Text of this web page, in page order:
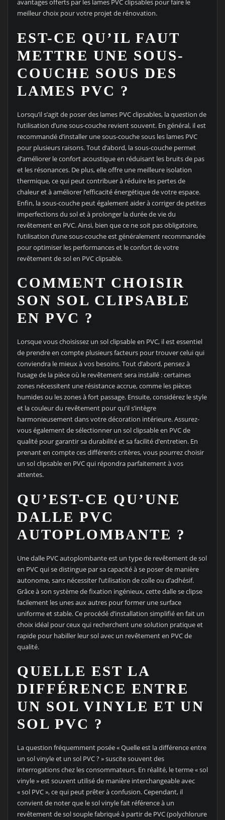
avantages offerts par les lames PVC clipsables pour faire le
meilleur choix pour votre projet de rénovation.
EST-CE QU’IL FAUT
METTRE UNE SOUS-
COUCHE SOUS DES
LAMES PVC ?
Lorsqu’il s’agit de poser des lames PVC clipsables, la question de
l’utilisation d’une sous-couche revient souvent. En général, il est
recommandé d’installer une sous-couche sous les lames PVC
pour plusieurs raisons. Tout d’abord, la sous-couche permet
d’améliorer le confort acoustique en réduisant les bruits de pas
et les résonances. De plus, elle offre une meilleure isolation
thermique, ce qui peut contribuer à réduire les pertes de
chaleur et à améliorer l’efficacité énergétique de votre espace.
Enfin, la sous-couche peut également aider à corriger de petites
imperfections du sol et à prolonger la durée de vie du
revêtement en PVC. Ainsi, bien que ce ne soit pas obligatoire,
l’utilisation d’une sous-couche est généralement recommandée
pour optimiser les performances et le confort de votre
revêtement de sol en PVC clipsable.
COMMENT CHOISIR
SON SOL CLIPSABLE
EN PVC ?
Lorsque vous choisissez un sol clipsable en PVC, il est essentiel
de prendre en compte plusieurs facteurs pour trouver celui qui
conviendra le mieux à vos besoins. Tout d’abord, pensez à
l’usage de la pièce où le revêtement sera installé : certaines
zones nécessitent une résistance accrue, comme les pièces
humides ou les zones à fort passage. Ensuite, considérez le style
et la couleur du revêtement pour qu’il s’intègre
harmonieusement dans votre décoration intérieure. Assurez-
vous également de sélectionner un sol clipsable en PVC de
qualité pour garantir sa durabilité et sa facilité d’entretien. En
prenant en compte ces différents critères, vous pourrez choisir
un sol clipsable en PVC qui répondra parfaitement à vos
attentes.
QU’EST-CE QU’UNE
DALLE PVC
AUTOPLOMBANTE ?
Une dalle PVC autoplombante est un type de revêtement de sol
en PVC qui se distingue par sa capacité à se poser de manière
autonome, sans nécessiter l’utilisation de colle ou d’adhésif.
Grâce à son système de fixation ingénieux, cette dalle se clipse
facilement les unes aux autres pour former une surface
uniforme et stable. Ce procédé d’installation simplifié en fait un
choix idéal pour ceux qui recherchent une solution pratique et
rapide pour habiller leur sol avec un revêtement en PVC de
qualité.
QUELLE EST LA
DIFFÉRENCE ENTRE
UN SOL VINYLE ET UN
SOL PVC ?
La question fréquemment posée « Quelle est la différence entre
un sol vinyle et un sol PVC ? » suscite souvent des
interrogations chez les consommateurs. En réalité, le terme « sol
vinyle » est souvent utilisé de manière interchangeable avec
« sol PVC », ce qui peut prêter à confusion. Cependant, il
convient de noter que le sol vinyle fait référence à un
revêtement de sol souple fabriqué à partir de PVC (polychlorure